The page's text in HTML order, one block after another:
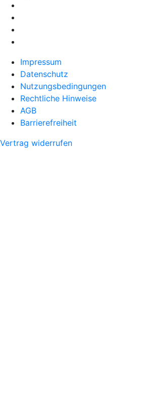
Impressum
Datenschutz
Nutzungsbedingungen
Rechtliche Hinweise
AGB
Barrierefreiheit
Vertrag widerrufen